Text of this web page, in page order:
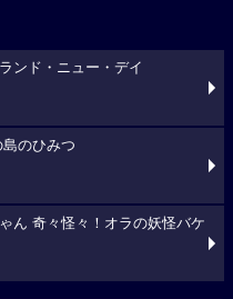
ンド・ニュー・デイ
のひみつ
ん 奇々怪々！オラの妖怪バケ